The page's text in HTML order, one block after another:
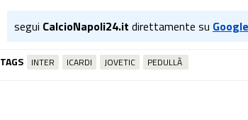
segui CalcioNapoli24.it direttamente su Google
TAGS INTER ICARDI JOVETIC PEDULLÃ